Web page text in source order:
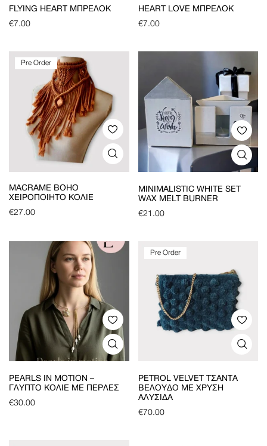
FLYING HEART ΜΠΡΕΛΌΚ
€7.00
HEART LOVE ΜΠΡΕΛΌΚ
€7.00
Pre Order
MACRAME BOHO
ΧΕΙΡΟΠΟΊΗΤΟ ΚΟΛΙΈ
€27.00
MINIMALISTIC WHITE SET
WAX MELT BURNER
€21.00
PEARLS IN MOTION –
ΓΛΥΠΤΌ ΚΟΛΙΈ ΜΕ ΠΈΡΛΕΣ
€30.00
Pre Order
PETROL VELVET ΤΣΆΝΤΑ
ΒΕΛΟΎΔΟ ΜΕ ΧΡΥΣΉ
ΑΛΥΣΊΔΑ
€70.00